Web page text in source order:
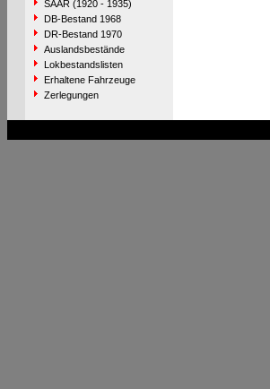
SAAR (1920 - 1935)
DB-Bestand 1968
DR-Bestand 1970
Auslandsbestände
Lokbestandslisten
Erhaltene Fahrzeuge
Zerlegungen